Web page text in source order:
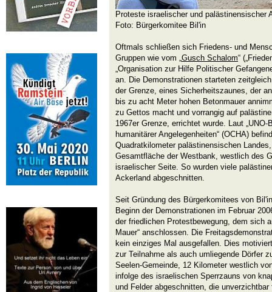
Proteste israelischer und palästinensischer
Foto: Bürgerkomitee Bil'in
Oftmals schließen sich Friedens- und
Gruppen wie vom „Gusch Schalom“
„Organisation zur Hilfe Politischer
an. Die Demonstrationen starteten
der Grenze, eines Sicherheitszaunes, der
bis zu acht Meter hohen Betonmauer
zu Gettos macht und vorrangig auf
1967er Grenze, errichtet wurde. Laut
humanitärer Angelegenheiten“ (OCHA)
Quadratkilometer palästinensischen
Gesamtfläche der Westbank, westlich des
israelischer Seite. So wurden viele
Ackerland abgeschnitten.
Seit Gründung des Bürgerkomitees von
Beginn der Demonstrationen im Februar
der friedlichen Protestbewegung, dem sich
Mauer“ anschlossen. Die
kein einziges Mal ausgefallen. Dies
zur Teilnahme als auch umliegende Dörfer
Seelen-Gemeinde, 12 Kilometer westlich
infolge des israelischen Sperrzauns von
und Felder abgeschnitten, die